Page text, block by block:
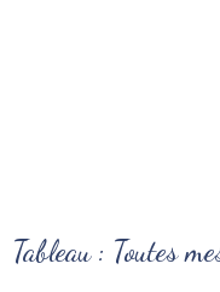
Tableau : Toutes